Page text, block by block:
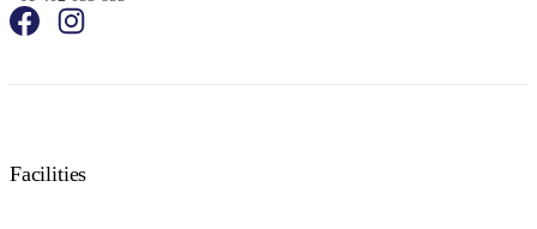
Facilities